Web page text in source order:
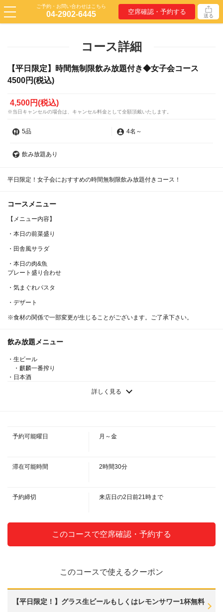
ご予約・お問い合わせはこちら
04-2902-6445 空席確認・予約する 送る
コース詳細
【平日限定】時間無制限飲み放題付き◆女子会コース
4500円(税込)
4,500円(税込)
※当日キャンセルの場合は、キャンセル料金として全額頂戴いたします。
5品 4名 ～
飲み放題あり
平日限定！女子会におすすめの時間無制限飲み放題付きコース！
コースメニュー
【メニュー内容】
・本日の前菜盛り
・田舎風サラダ
・本日の肉&魚
プレート盛り合わせ
・気まぐれパスタ
・デザート
※食材の関係で一部変更が生じることがございます。ご了承下さい。
飲み放題メニュー
・生ビール
・麒麟一番搾り
・日本酒
・焼酎ロック、ソーダ割り、水割り、お湯割り・緑茶ハイ・ウーロンハイ
ー・カルピスサワー
・ノンアルコールビール・生茶・ウーロン茶・コーラ・ジンジャーエー
詳しく見る
予約可能曜日 月～金
滞在可能時間 2時間30分
予約締切 来店日の2日前21時まで
このコースで空席確認・予約する
このコースで使えるクーポン
【平日限定！】グラス生ビールもしくはレモンサワー1杯無料
この店舗情報をシェアする
円(税込) | ダイニングやまと